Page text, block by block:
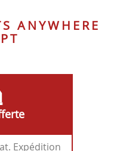
ANYWHERE
Expédition